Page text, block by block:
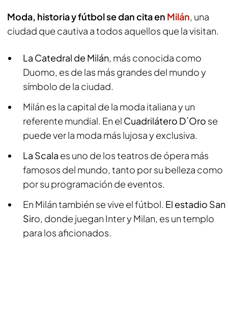
Moda, historia y fútbol se dan cita en Milán, una
ciudad que cautiva a todos aquellos que la visitan.
La Catedral de Milán, más conocida como
Duomo, es de las más grandes del mundo y
símbolo de la ciudad.
Milán es la capital de la moda italiana y un
referente mundial. En el Cuadrilátero D´Oro se
puede ver la moda más lujosa y exclusiva.
La Scala es uno de los teatros de ópera más
famosos del mundo, tanto por su belleza como
por su programación de eventos.
En Milán también se vive el fútbol. El estadio San
Siro, donde juegan Inter y Milan, es un templo
para los aficionados.